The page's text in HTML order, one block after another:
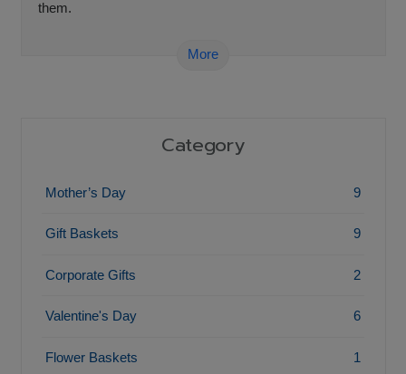
them.
More
Category
Mother’s Day 9
Gift Baskets 9
Corporate Gifts 2
Valentine's Day 6
Flower Baskets 1